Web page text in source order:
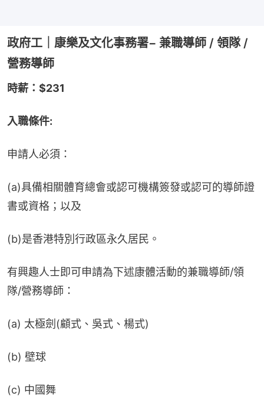
政府工｜康樂及文化事務署− 兼職導師 / 領隊 /
營務導師
時薪：$231
入職條件:
申請人必須：
(a)具備相關體育總會或認可機構簽發或認可的導師證
書或資格；以及
(b)是香港特別行政區永久居民。
有興趣人士即可申請為下述康體活動的兼職導師/領
隊/營務導師：
(a) 太極劍(顧式、吳式、楊式)
(b) 壁球
(c) 中國舞